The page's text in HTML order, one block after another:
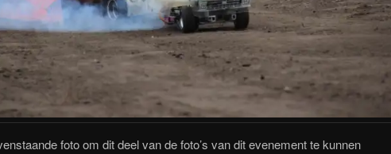
foto om dit deel van de foto’s van dit evenement te kunnen